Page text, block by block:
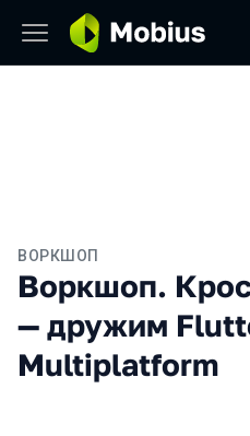
ВОРКШОП
Воркшоп.
— дружим
Multiplatform